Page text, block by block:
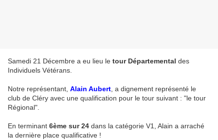
Samedi 21 Décembre a eu lieu le tour Départemental des
Individuels Vétérans.
Notre représentant, Alain Aubert , a dignement représenté le
club de Cléry avec une qualification pour le tour suivant : "le tour
Régional".
En terminant 6ème sur 24 dans la catégorie V1, Alain a arraché
la dernière place qualificative !